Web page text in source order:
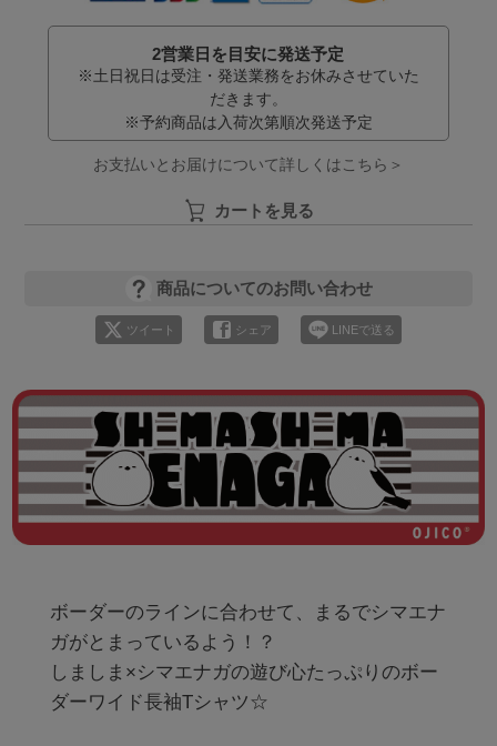
2営業日を目安に発送予定
※土日祝日は受注・発送業務をお休みさせていた
だきます。
※予約商品は入荷次第順次発送予定
お支払いとお届けについて詳しくはこちら＞
カートを見る
商品についてのお問い合わせ
ツイート シェア LINEで送る
ボーダーのラインに合わせて、まるでシマエナ
ガがとまっているよう！？
しましま×シマエナガの遊び心たっぷりのボー
ダーワイド長袖Tシャツ☆